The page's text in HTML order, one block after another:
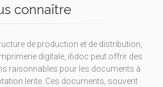
connaître
de production et de distribution,
digitale, i6doc peut offrir des
raisonnables pour les documents à
lente. Ces documents, souvent